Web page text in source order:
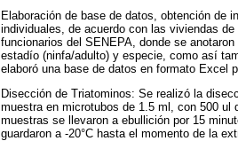
Elaboración de base de datos, obtención de
individuales, de acuerdo con las viviendas
funcionarios del SENEPA, donde se
estadío (ninfa/adulto) y especie, como así
elaboró una base de datos en formato Excel
Disección de Triatominos: Se realizó la
muestra en microtubos de 1.5 ml, con 500
muestras se llevaron a ebullición por 15
guardaron a -20°C hasta el momento de la